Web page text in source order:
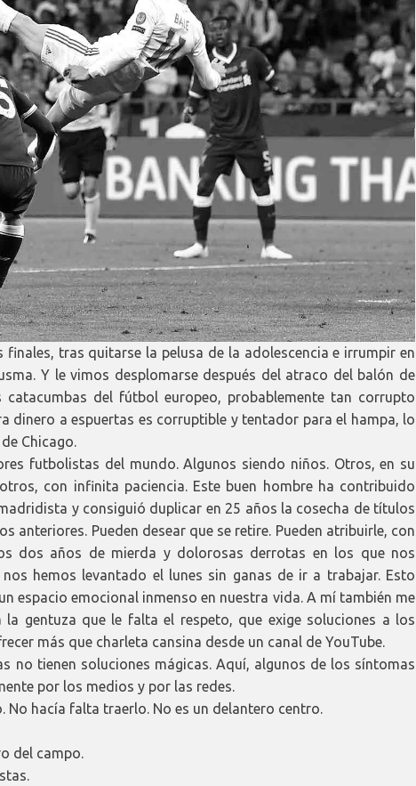
tras quitarse la pelusa de la adolescencia e irrumpir en
Y le vimos desplomarse después del atraco del balón de
del fútbol europeo, probablemente tan corrupto
dinero a espuertas es corruptible y tentador para el hampa, lo
Chicago.
futbolistas del mundo. Algunos siendo niños. Otros, en su
con infinita paciencia. Este buen hombre ha contribuido
y consiguió duplicar en 25 años la cosecha de títulos
anteriores. Pueden desear que se retire. Pueden atribuirle, con
dos años de mierda y dolorosas derrotas en los que nos
hemos levantado el lunes sin ganas de ir a trabajar. Esto
espacio emocional inmenso en nuestra vida. A mí también me
la gentuza que le falta el respeto, que exige soluciones a los
más que charleta cansina desde un canal de YouTube.
no tienen soluciones mágicas. Aquí, algunos de los síntomas
por los medios y por las redes.
No hacía falta traerlo. No es un delantero centro.
del campo.